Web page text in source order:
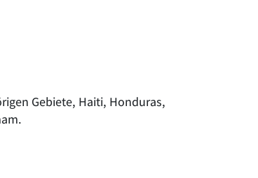
Gebiete, Haiti, Honduras,